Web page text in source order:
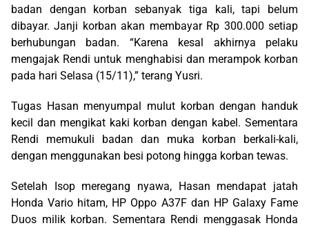
badan dengan korban sebanyak tiga kali, tapi belum
dibayar. Janji korban akan membayar Rp 300.000 setiap
berhubungan badan. “Karena kesal akhirnya pelaku
mengajak Rendi untuk menghabisi dan merampok korban
pada hari Selasa (15/11),” terang Yusri.
Tugas Hasan menyumpal mulut korban dengan handuk
kecil dan mengikat kaki korban dengan kabel. Sementara
Rendi memukuli badan dan muka korban berkali-kali,
dengan menggunakan besi potong hingga korban tewas.
Setelah Isop meregang nyawa, Hasan mendapat jatah
Honda Vario hitam, HP Oppo A37F dan HP Galaxy Fame
Duos milik korban. Sementara Rendi menggasak Honda